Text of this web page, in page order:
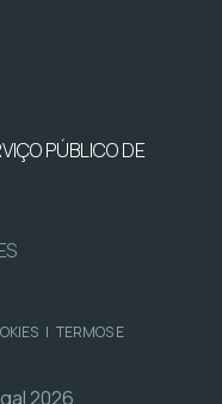
PÚBLICO DE
| TERMOS E
2026